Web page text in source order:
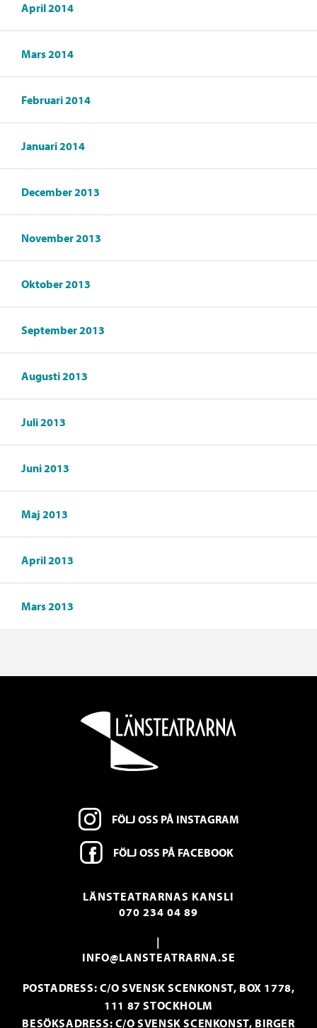
April 2014
Mars 2014
Februari 2014
Januari 2014
December 2013
November 2013
Oktober 2013
September 2013
Augusti 2013
Juli 2013
Juni 2013
Maj 2013
April 2013
Mars 2013
FÖLJ OSS PÅ INSTAGRAM
FÖLJ OSS PÅ FACEBOOK
LÄNSTEATRARNAS KANSLI
070 234 04 89
|
INFO@LANSTEATRARNA.SE
POSTADRESS: C/O SVENSK SCENKONST, BOX 1778,
111 87 STOCKHOLM
BESÖKSADRESS: C/O SVENSK SCENKONST, BIRGER